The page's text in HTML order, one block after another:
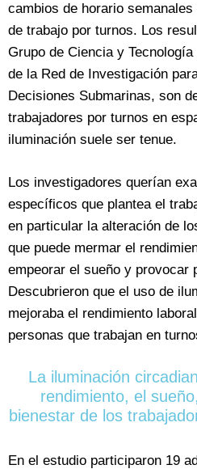
cambios de horario
de trabajo por turnos. Los
Grupo de Ciencia y
de la Red de Investigación
Decisiones Submarinas, son
trabajadores por turnos en
iluminación suele ser tenue.
Los investigadores querían
específicos que plantea el
en particular la alteración de
que puede mermar el
empeorar el sueño y provocar
Descubrieron que el uso de
mejoraba el rendimiento
personas que trabajan en
La iluminación
rendimiento, el
bienestar de los
En el estudio participaron 19